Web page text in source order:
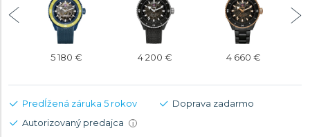
5 180 € 4 200 € 4 660 €
Predĺžená záruka 5 rokov
Doprava zadarmo
Autorizovaný predajca
i